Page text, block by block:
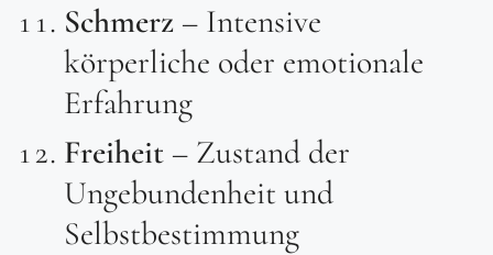
Schmerz – Intensive
körperliche oder emotionale
Erfahrung
Freiheit – Zustand der
Ungebundenheit und
Selbstbestimmung